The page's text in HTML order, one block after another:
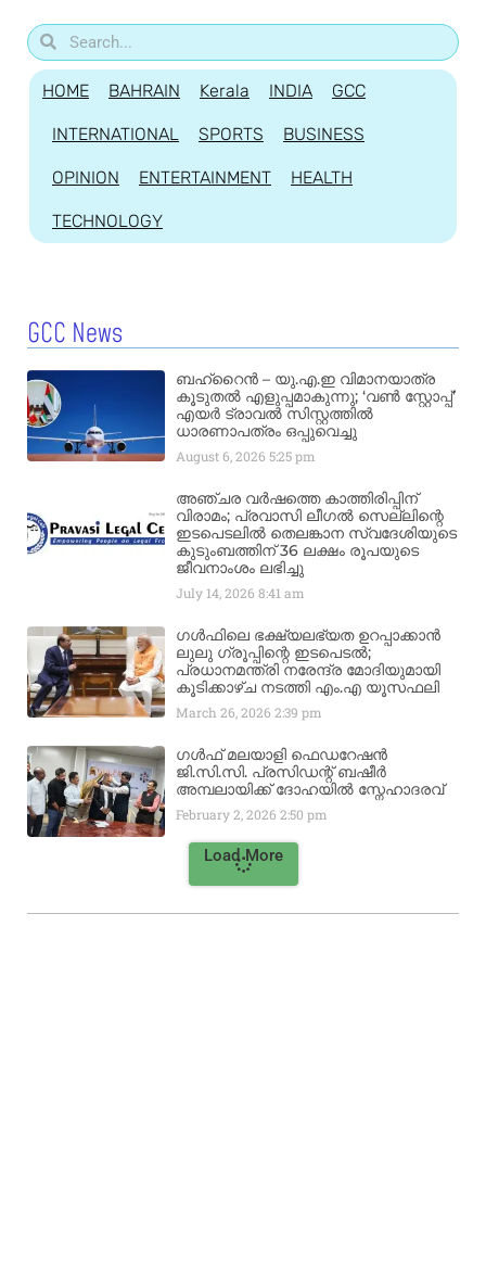
HOME BAHRAIN Kerala INDIA GCC
INTERNATIONAL SPORTS BUSINESS
OPINION ENTERTAINMENT HEALTH
TECHNOLOGY
GCC News
ബഹ്‌റൈൻ – യു.എ.ഇ വിമാനയാത്ര
കൂടുതൽ എളുപ്പമാകുന്നു; ‘വൺ സ്റ്റോപ്പ്’
എയർ ട്രാവൽ സിസ്റ്റത്തിൽ
ധാരണാപത്രം ഒപ്പുവെച്ചു
August 6, 20265:25 pm
അഞ്ചര വർഷത്തെ കാത്തിരിപ്പിന്
വിരാമം; പ്രവാസി ലീഗൽ സെല്ലിന്റെ
ഇടപെടലിൽ തെലങ്കാന സ്വദേശിയുടെ
കുടുംബത്തിന് 36 ലക്ഷം രൂപയുടെ
ജീവനാംശം ലഭിച്ചു
July 14, 20268:41 am
ഗൾഫിലെ ഭക്ഷ്യലഭ്യത ഉറപ്പാക്കാൻ
ലുലു ഗ്രൂപ്പിന്റെ ഇടപെടൽ;
പ്രധാനമന്ത്രി നരേന്ദ്ര മോദിയുമായി
കൂടിക്കാഴ്ച നടത്തി എം.എ യൂസഫലി
March 26, 20262:39 pm
ഗൾഫ് മലയാളി ഫെഡറേഷൻ
ജി.സി.സി. പ്രസിഡന്റ് ബഷീർ
അമ്പലായിക്ക് ദോഹയിൽ സ്നേഹാദരവ്
February 2, 20262:50 pm
Load More